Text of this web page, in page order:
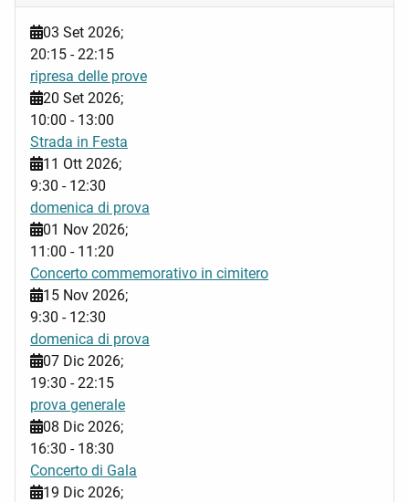
03 Set 2026;
20:15 -22:15
ripresa delle prove
20 Set 2026;
10:00 - 13:00
Strada in Festa
11 Ott 2026;
9:30 - 12:30
domenica di prova
01 Nov 2026;
11:00 - 11:20
Concerto commemorativo in cimitero
15 Nov 2026;
9:30 - 12:30
domenica di prova
07 Dic 2026;
19:30 -22:15
prova generale
08 Dic 2026;
16:30 - 18:30
Concerto di Gala
19 Dic 2026;